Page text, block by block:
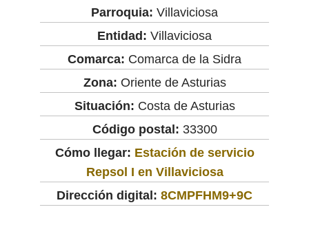
Parroquia: Villaviciosa
Entidad: Villaviciosa
Comarca: Comarca de la Sidra
Zona: Oriente de Asturias
Situación: Costa de Asturias
Código postal: 33300
Cómo llegar: Estación de servicio
Repsol I en Villaviciosa
Dirección digital: 8CMPFHM9+9C